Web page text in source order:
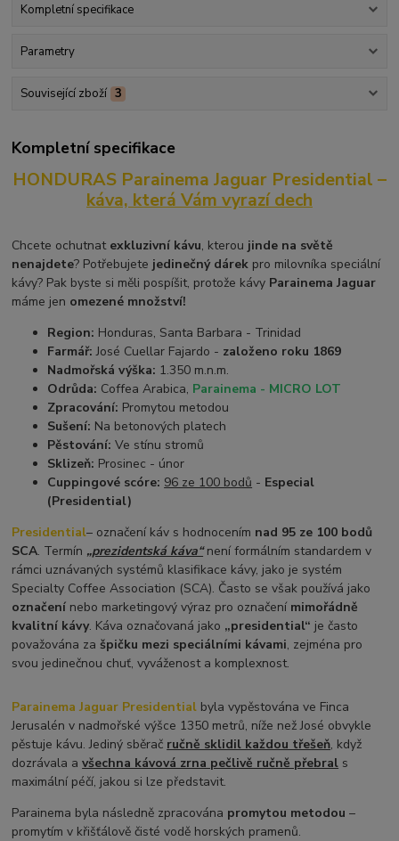
Kompletní specifikace
Parametry
Související zboží 3
Kompletní specifikace
HONDURAS Parainema Jaguar Presidential –
káva, která Vám vyrazí dech
Chcete ochutnat exkluzivní kávu, kterou jinde na světě
nenajdete? Potřebujete jedinečný dárek pro milovníka speciální
kávy? Pak byste si měli pospíšit, protože kávy Parainema Jaguar
máme jen omezené množství!
Region: Honduras, Santa Barbara - Trinidad
Farmář: José Cuellar Fajardo - založeno roku 1869
Nadmořská výška: 1.350 m.n.m.
Odrůda: Coffea Arabica, Parainema - MICRO LOT
Zpracování: Promytou metodou
Sušení: Na betonových platech
Pěstování: Ve stínu stromů
Sklizeň: Prosinec - únor
Cuppingové scóre: 96 ze 100 bodů - Especial
(Presidential)
Presidential– označení káv s hodnocením nad 95 ze 100 bodů
SCA. Termín „prezidentská káva“není formálním standardem v
rámci uznávaných systémů klasifikace kávy, jako je systém
Specialty Coffee Association (SCA). Často se však používá jako
označení nebo marketingový výraz pro označenímimořádně
kvalitní kávy. Káva označovaná jako „presidential“ je často
považována za špičku mezi speciálními kávami, zejména pro
svou jedinečnou chuť, vyváženost a komplexnost.
Parainema Jaguar Presidential byla vypěstována ve Finca
Jerusalén v nadmořské výšce 1350 metrů, níže než José obvykle
pěstuje kávu. Jediný sběrač ručně sklidil každou třešeň, když
dozrávala avšechna kávová zrna pečlivě ručně přebral s
maximální péčí, jakou si lze představit.
Parainema byla následně zpracována promytou metodou –
promytím v křišťálově čisté vodě horských pramenů.